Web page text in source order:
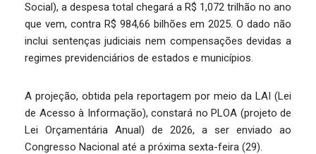
Social), a despesa total chegará a R$ 1,072 trilhão no ano
que vem, contra R$ 984,66 bilhões em 2025. O dado não
inclui sentenças judiciais nem compensações devidas a
regimes previdenciários de estados e municípios.
A projeção, obtida pela reportagem por meio da LAI (Lei
de Acesso à Informação), constará no PLOA (projeto de
Lei Orçamentária Anual) de 2026, a ser enviado ao
Congresso Nacional até a próxima sexta-feira (29).